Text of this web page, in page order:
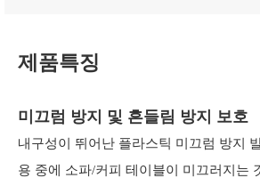
제품특징
미끄럼 방지 및 흔들림 방지 보호
내구성이 뛰어난 플라스틱 미끄럼 방지
용 중에 소파/커피 테이블이 미끄러지는